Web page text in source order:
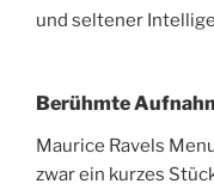
und seltener
Berühmte
Maurice Ravels
zwar ein kurzes